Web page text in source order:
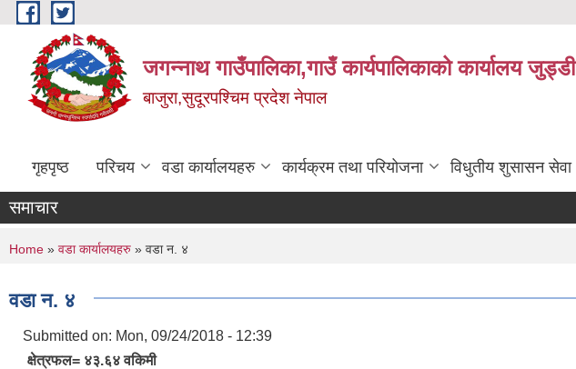
Skip to main content
जगन्नाथ गाउँपालिका,गाउँ कार्यपालिकाको कार्यालय जुड्डी
बाजुरा,सुदूरपश्चिम प्रदेश नेपाल
गृहपृष्ठ परिचय वडा कार्यालयहरु कार्यक्रम तथा परियोजना विधुतीय शुसासन सेवा
समाचार
You are here
Home » वडा कार्यालयहरु » वडा न. ४
वडा न. ४
Submitted on: Mon, 09/24/2018 - 12:39
क्षेत्रफल= ४३.६४ वकिमी